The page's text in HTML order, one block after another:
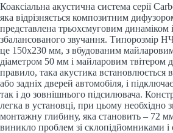
Коаксіальна акустична система серії
яка відрізняється композитним
представлена трьохсмуговим динаміком
збалансованого звучання. Типорозмір
це 150х230 мм, з вбудованим
діаметром 50 мм і майларовим твітером
правило, така акустика встановлюється
або задніх дверей автомобіля, і
так і до зовнішнього підсилювача.
легка в установці, при цьому необхідно
монтажну глибину, яка становить – 72
виникло проблем зі склопідйомниками